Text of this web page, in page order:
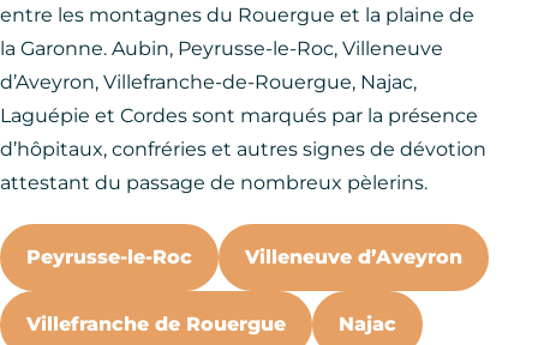
entre les montagnes du Rouergue et la plaine de
la Garonne. Aubin, Peyrusse-le-Roc, Villeneuve
d’Aveyron, Villefranche-de-Rouergue, Najac,
Laguépie et Cordes sont marqués par la présence
d’hôpitaux, confréries et autres signes de dévotion
attestant du passage de nombreux pèlerins.
Peyrusse-le-Roc Villeneuve d’Aveyron
Villefranche de Rouergue Najac